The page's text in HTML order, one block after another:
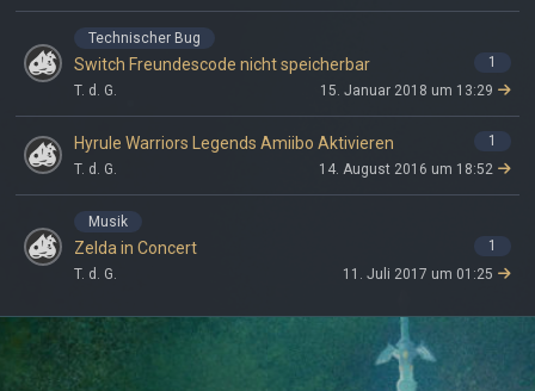
Technischer Bug
Switch Freundescode nicht speicherbar
1
T. d. G.
15. Januar 2018 um 13:29
Hyrule Warriors Legends Amiibo Aktivieren
1
T. d. G.
14. August 2016 um 18:52
Musik
Zelda in Concert
1
T. d. G.
11. Juli 2017 um 01:25